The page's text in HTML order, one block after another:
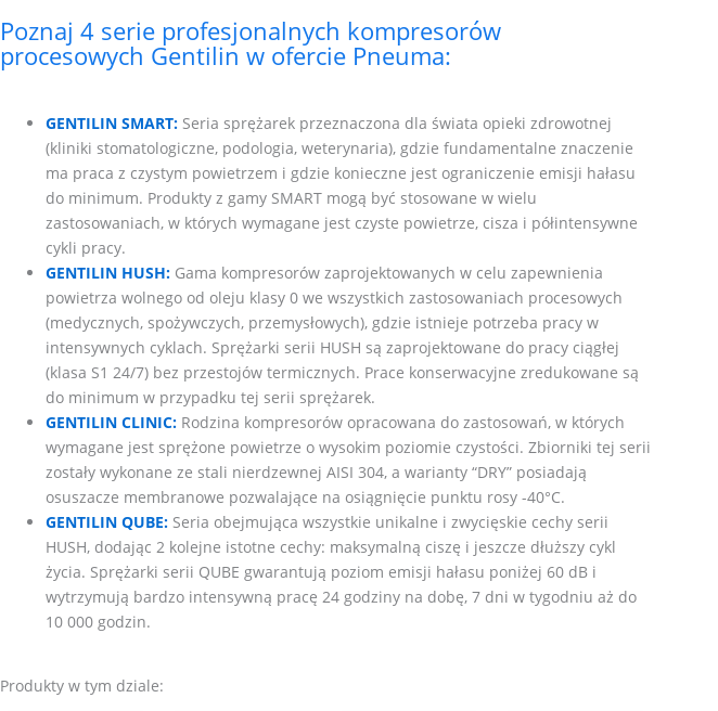
Poznaj 4 serie profesjonalnych kompresorów
procesowych Gentilin w ofercie Pneuma:
GENTILIN SMART: Seria sprężarek przeznaczona dla świata opieki zdrowotnej
(kliniki stomatologiczne, podologia, weterynaria), gdzie fundamentalne znaczenie
ma praca z czystym powietrzem i gdzie konieczne jest ograniczenie emisji hałasu
do minimum. Produkty z gamy SMART mogą być stosowane w wielu
zastosowaniach, w których wymagane jest czyste powietrze, cisza i półintensywne
cykli pracy.
GENTILIN HUSH: Gama kompresorów zaprojektowanych w celu zapewnienia
powietrza wolnego od oleju klasy 0 we wszystkich zastosowaniach procesowych
(medycznych, spożywczych, przemysłowych), gdzie istnieje potrzeba pracy w
intensywnych cyklach. Sprężarki serii HUSH są zaprojektowane do pracy ciągłej
(klasa S1 24/7) bez przestojów termicznych. Prace konserwacyjne zredukowane są
do minimum w przypadku tej serii sprężarek.
GENTILIN CLINIC: Rodzina kompresorów opracowana do zastosowań, w których
wymagane jest sprężone powietrze o wysokim poziomie czystości. Zbiorniki tej serii
zostały wykonane ze stali nierdzewnej AISI 304, a warianty “DRY” posiadają
osuszacze membranowe pozwalające na osiągnięcie punktu rosy -40°C.
GENTILIN QUBE: Seria obejmująca wszystkie unikalne i zwycięskie cechy serii
HUSH, dodając 2 kolejne istotne cechy: maksymalną ciszę i jeszcze dłuższy cykl
życia. Sprężarki serii QUBE gwarantują poziom emisji hałasu poniżej 60 dB i
wytrzymują bardzo intensywną pracę 24 godziny na dobę, 7 dni w tygodniu aż do
10 000 godzin.
Produkty w tym dziale: